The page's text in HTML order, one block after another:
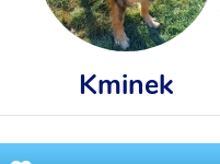
Kminek